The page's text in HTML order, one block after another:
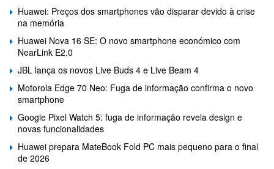
Huawei: Preços dos smartphones vão disparar devido à crise
na memória
Huawei Nova 16 SE: O novo smartphone económico com
NearLink E2.0
JBL lança os novos Live Buds 4 e Live Beam 4
Motorola Edge 70 Neo: Fuga de informação confirma o novo
smartphone
Google Pixel Watch 5: fuga de informação revela design e
novas funcionalidades
Huawei prepara MateBook Fold PC mais pequeno para o final
de 2026